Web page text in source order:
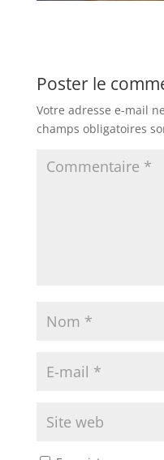
Poster le
Votre adresse e-mail
champs obligatoires